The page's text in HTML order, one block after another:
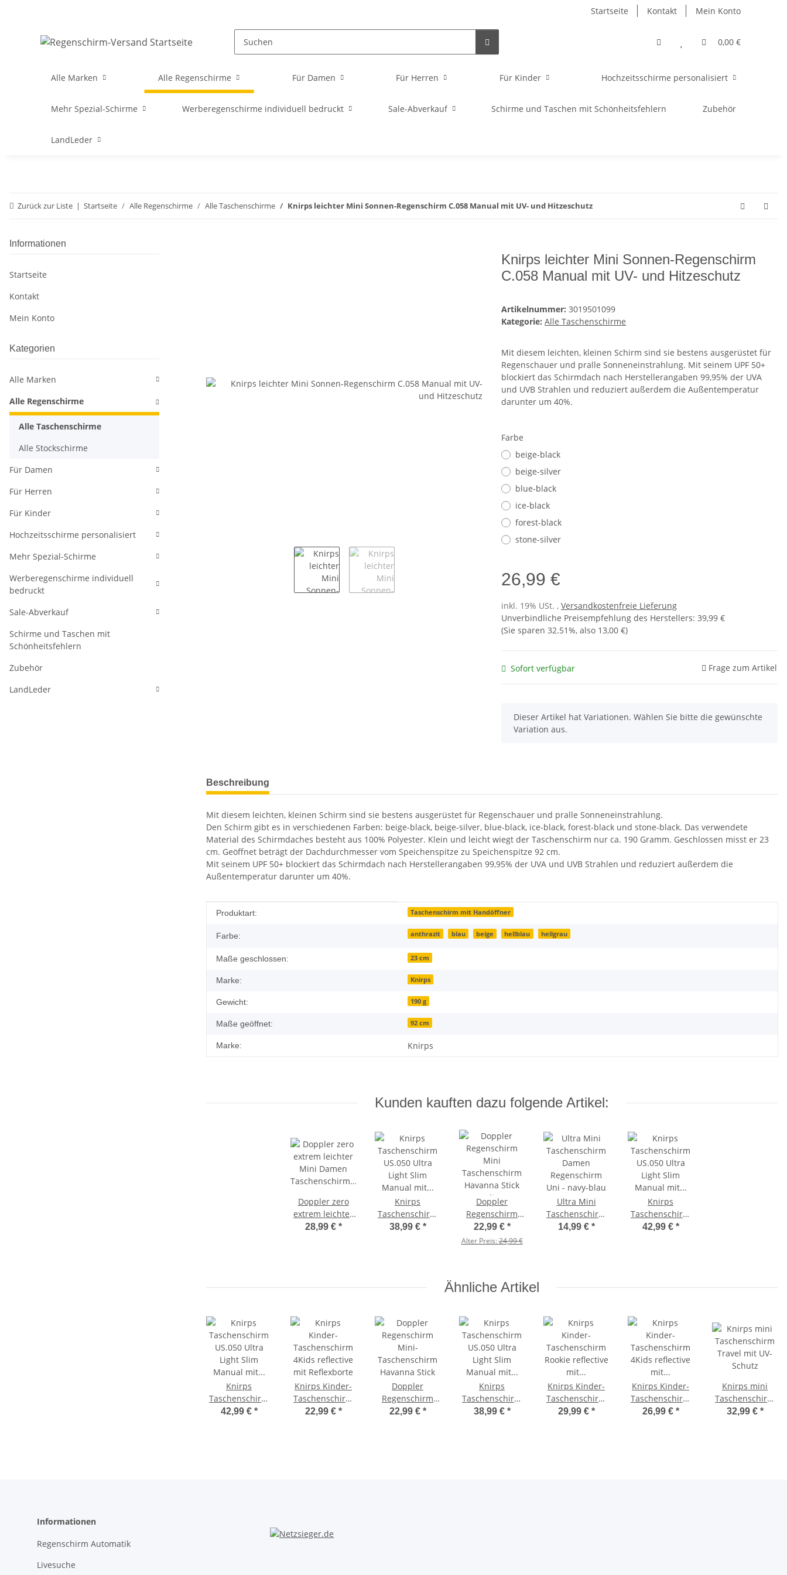
Startseite Kontakt Mein Konto
0,00 €
Alle Marken Alle Regenschirme Für Damen Für Herren Für Kinder Hochzeitsschirme personalisiert
Mehr Spezial-Schirme Werberegenschirme individuell bedruckt Sale-Abverkauf Schirme und Taschen mit Schönheitsfehlern Zubehör
LandLeder
Zurück zur Liste Startseite Alle Regenschirme Alle Taschenschirme Knirps leichter Mini Sonnen-Regenschirm C.058 Manual mit UV- und Hitzeschutz
Knirps leichter Mini Sonnen-Regenschirm
C.058 Manual mit UV- und Hitzeschutz
Artikelnummer: 3019501099
Kategorie: Alle Taschenschirme
Mit diesem leichten, kleinen Schirm sind sie bestens ausgerüstet für
Regenschauer und pralle Sonneneinstrahlung. Mit seinem UPF 50+
blockiert das Schirmdach nach Herstellerangaben 99,95% der UVA
und UVB Strahlen und reduziert außerdem die Außentemperatur
darunter um 40%.
Farbe
beige-black
beige-silver
blue-black
ice-black
forest-black
stone-silver
26,99 €
inkl. 19% USt. , Versandkostenfreie Lieferung
Unverbindliche Preisempfehlung des Herstellers: 39,99 €
(Sie sparen 32.51%, also 13,00 €)
Sofort verfügbar Frage zum Artikel
x
Dieser Artikel hat Variationen. Wählen Sie bitte die gewünschte
Variation aus.
weitere Registerkarten anzeigen
Beschreibung
Mit diesem leichten, kleinen Schirm sind sie bestens ausgerüstet für Regenschauer und pralle Sonneneinstrahlung.
Den Schirm gibt es in verschiedenen Farben: beige-black, beige-silver, blue-black, ice-black, forest-black und stone-black. Das verwendete
Material des Schirmdaches besteht aus 100% Polyester. Klein und leicht wiegt der Taschenschirm nur ca. 190 Gramm. Geschlossen misst er 23
cm. Geöffnet beträgt der Dachdurchmesser vom Speichenspitze zu Speichenspitze 92 cm.
Mit seinem UPF 50+ blockiert das Schirmdach nach Herstellerangaben 99,95% der UVA und UVB Strahlen und reduziert außerdem die
Außentemperatur darunter um 40%.
Produkteigenschaft
Wert
Produktart: Taschenschirm mit Handöffner
Farbe: anthrazit blau beige hellblau hellgrau
Maße geschlossen: 23 cm
Marke: Knirps
Gewicht: 190 g
Maße geöffnet: 92 cm
Marke: Knirps
Kunden kauften dazu folgende Artikel:
Doppler zero
extrem leichter
Mini Damen
28,99 € *
Knirps
Taschenschirm
US.050 Ultra
Beschichtung -
38,99 € *
Doppler
Regenschirm
Mini
Taschenschirm
simply black-
22,99 € *
Alter Preis:24,99 €
Ultra Mini
Taschenschirm
Damen
14,99 € *
Knirps
Taschenschirm
US.050 Ultra
heatshield -
42,99 € *
Ähnliche Artikel
Knirps
Taschenschirm
US.050 Ultra
42,99 € *
Knirps Kinder-
Taschenschirm
4Kids reflective
22,99 € *
Doppler
Regenschirm
Mini-
22,99 € *
Knirps
Taschenschirm
US.050 Ultra
38,99 € *
Knirps Kinder-
Taschenschirm
Rookie reflective
29,99 € *
Knirps Kinder-
Taschenschirm
4Kids reflective
26,99 € *
Knirps mini
Taschenschirm
Travel mit UV-
32,99 € *
Informationen
Startseite
Kontakt
Mein Konto
Kategorien
Alle Marken
Alle Regenschirme
Alle Taschenschirme
Alle Stockschirme
Für Damen
Für Herren
Für Kinder
Hochzeitsschirme personalisiert
Mehr Spezial-Schirme
Werberegenschirme individuell
bedruckt
Sale-Abverkauf
Schirme und Taschen mit
Schönheitsfehlern
Zubehör
LandLeder
Informationen
Regenschirm Automatik
Livesuche